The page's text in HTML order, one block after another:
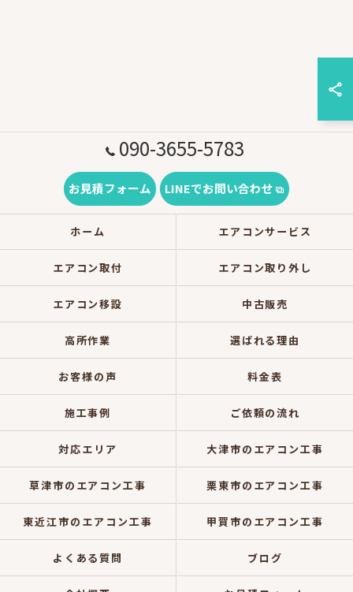
090-3655-5783
お見積フォーム LINEでお問い合わせ
ホーム エアコンサービス
エアコン取付 エアコン取り外し
エアコン移設 中古販売
高所作業 選ばれる理由
お客様の声 料金表
施工事例 ご依頼の流れ
対応エリア 大津市のエアコン工事
草津市のエアコン工事 栗東市のエアコン工事
東近江市のエアコン工事 甲賀市のエアコン工事
よくある質問 ブログ